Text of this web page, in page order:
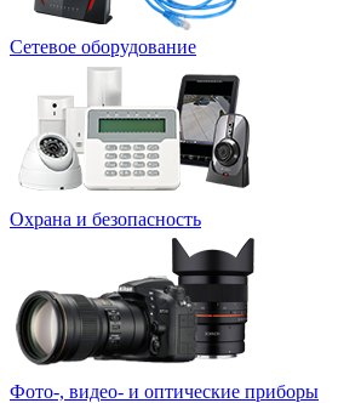
Сетевое оборудование
Охрана и безопасность
Фото-, видео- и оптические приборы